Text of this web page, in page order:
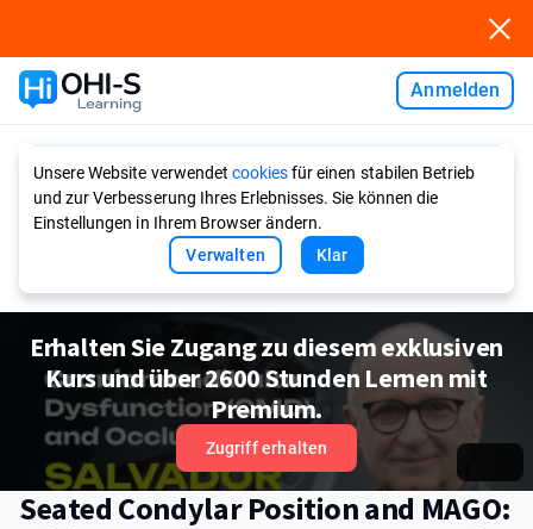
Anmelden
Unsere Website verwendet cookiesfür einen stabilen Betrieb
und zur Verbesserung Ihres Erlebnisses. Sie können die
Einstellungen in Ihrem Browser ändern.
Verwalten
Klar
Erhalten Sie Zugang zu diesem exklusiven
Kurs und über 2600 Stunden Lernen mit
Premium.
Zugriff erhalten
Seated Condylar Position and MAGO: